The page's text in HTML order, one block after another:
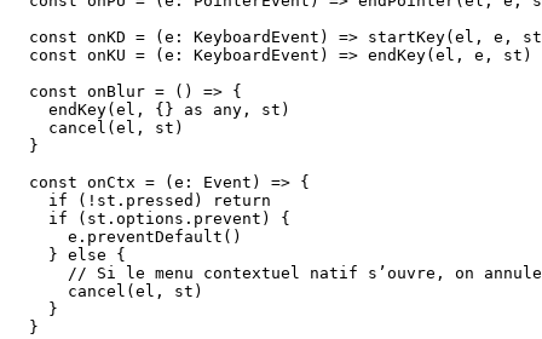
const onKD = (e: KeyboardEvent) => startKey(el, e,
  const onKU = (e: KeyboardEvent) => endKey(el, e, st)
  const onBlur = () => {
    endKey(el, {} as any, st)
    cancel(el, st)
  }
  const onCtx = (e: Event) => {
    if (!st.pressed) return
    if (st.options.prevent) {
      e.preventDefault()
    } else {
// Si le menu contextuel natif s’ouvre, on
      cancel(el, st)
    }
  }